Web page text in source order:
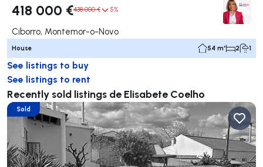
418 000 €438 000 € 5%
Ciborro, Montemor-o-Novo
House 54 m² 2 1
See listings to buy
See listings to rent
Recently sold listings de Elisabete Coelho
Sold